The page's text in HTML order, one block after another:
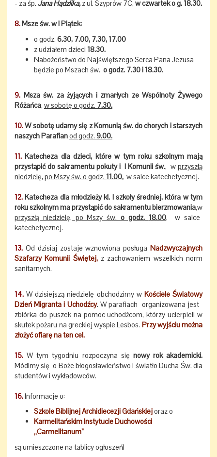
- za śp. Jana Hądzlika,z ul. Szyprów 7C, w czwartek o g. 18.30.
8. Msze św. w I Piątek:
o godz. 6.30, 7.00, 7.30, 17.00
z udziałem dzieci 18.30.
Nabożeństwo do Najświętszego Serca Pana Jezusa
będzie po Mszach św. o godz. 7.30 i 18.30.
9. Msza św. za żyjących i zmarłych ze Wspólnoty Żywego
Różańca, w sobotę o godz. 7.30.
10.W sobotę udamy się z Komunią św. do chorych i starszych
naszych Parafianod godz. 9.00.
11. Katecheza dla dzieci, które w tym roku szkolnym mają
przystąpić do sakramentu pokuty i I Komunii św., w przyszłą
niedzielę, po Mszy św. o godz. 11.00, w salce katechetycznej.
12. Katecheza dla młodzieży kl. I szkoły średniej, która w tym
roku szkolnym ma przystąpić do sakramentu bierzmowania,w
przyszłą niedzielę, po Mszy św. o godz. 18.00, w salce
katechetycznej.
13. Od dzisiaj zostaje wznowiona posługa Nadzwyczajnych
Szafarzy Komunii Świętej,z zachowaniem wszelkich norm
sanitarnych.
14. W dzisiejszą niedzielę obchodzimy w Kościele Światowy
Dzień Migranta i Uchodźcy. W parafiach organizowana jest
zbiórka do puszek na pomoc uchodźcom, którzy ucierpieli w
skutek pożaru na greckiej wyspie Lesbos. Przy wyjściu można
złożyć ofiarę na ten cel.
15. W tym tygodniu rozpoczyna się nowy rok akademicki.
Módlmy się o Boże błogosławieństwo i światło Ducha Św. dla
studentów i wykładowców.
16.Informacje o:
Szkole Biblijnej Archidiecezji Gdańskiejoraz o
Karmelitańskim Instytucie Duchowości
„Carmelitanum”
są umieszczone na tablicy ogłoszeń!